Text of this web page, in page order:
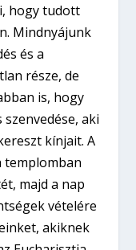
hogy tudott
Mindnyájunk
és a
része, de
is, hogy
aki
kínjait. A
templomban
majd a nap
vételére
akiknek